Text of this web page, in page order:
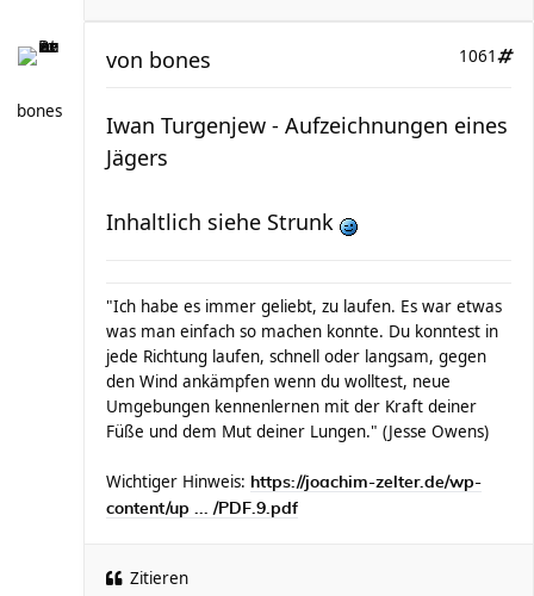
bones
1061
von bones
Iwan Turgenjew - Aufzeichnungen eines
Jägers
Inhaltlich siehe Strunk
"Ich habe es immer geliebt, zu laufen. Es war etwas
was man einfach so machen konnte. Du konntest in
jede Richtung laufen, schnell oder langsam, gegen
den Wind ankämpfen wenn du wolltest, neue
Umgebungen kennenlernen mit der Kraft deiner
Füße und dem Mut deiner Lungen." (Jesse Owens)
Wichtiger Hinweis: https://joachim-zelter.de/wp-
content/up ... /PDF.9.pdf
Zitieren